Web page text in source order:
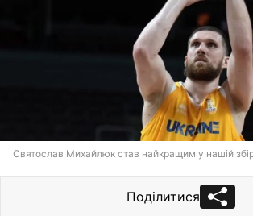
Святослав Михайлюк став найкращим у нашій
Поділитися